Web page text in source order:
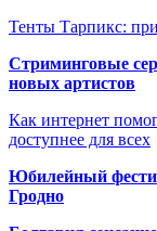
Тенты Тарпикс:
Стриминговые
новых артистов
Как интернет
доступнее для всех
Юбилейный
Гродно